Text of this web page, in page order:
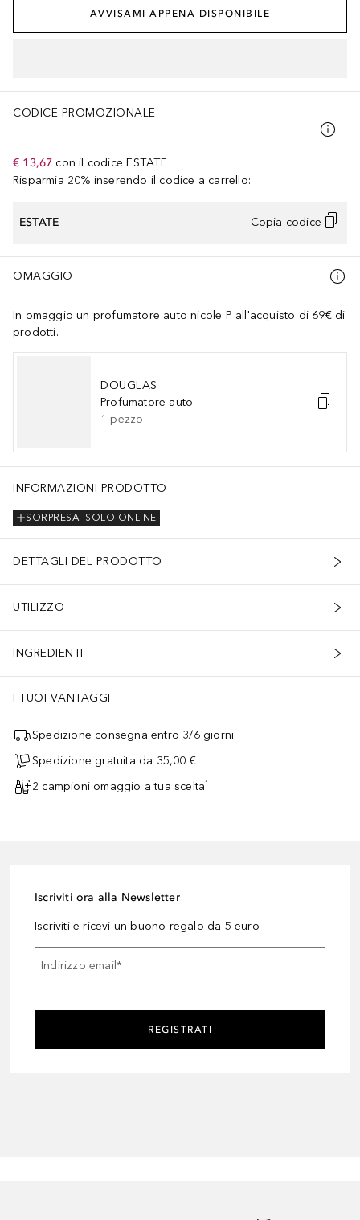
AVVISAMI APPENA DISPONIBILE
CODICE PROMOZIONALE
€ 13,67 con il codice ESTATE
Risparmia 20% inserendo il codice a carrello:
ESTATE Copia codice
OMAGGIO
In omaggio un profumatore auto nicole P all'acquisto di 69€ di
prodotti.
DOUGLAS
Profumatore auto
1 pezzo
INFORMAZIONI PRODOTTO
SOLO ONLINE
SORPRESA
DETTAGLI DEL PRODOTTO
UTILIZZO
INGREDIENTI
I TUOI VANTAGGI
Spedizione consegna entro 3/6 giorni
Spedizione gratuita da 35,00 €
2 campioni omaggio a tua scelta¹
Iscriviti ora alla Newsletter
Iscriviti e ricevi un buono regalo da 5 euro
Indirizzo email*
REGISTRATI